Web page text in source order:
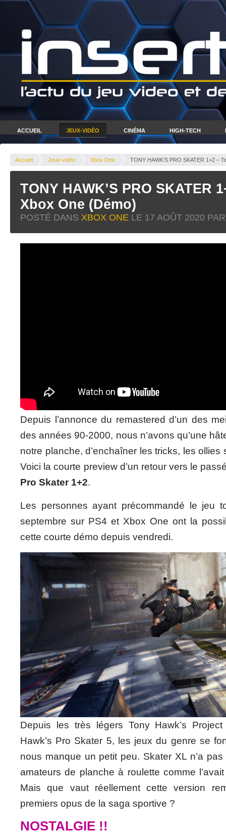
ACCUEIL JEUX-VIDÉO CINÉMA HIGH-TECH
Accueil Jeux-vidéo Xbox One TONY HAWK’S PRO SKATER 1+2 –
TONY HAWK’S PRO SKATER
Xbox One (Démo)
POSTÉ DANS XBOX ONE LE 17 AOÛT 2020
Depuis l’annonce du remastered d’un des
des années 90-2000, nous n’avons qu’une
notre planche, d’enchaîner les tricks, les ollies
Voici la courte preview d’un retour vers le
Pro Skater 1+2.
Les personnes ayant précommandé le jeu
septembre sur PS4 et Xbox One ont la
cette courte démo depuis vendredi.
Depuis les très légers Tony Hawk’s
Hawk’s Pro Skater 5, les jeux du genre se
nous manque un petit peu. Skater XL n’a
amateurs de planche à roulette comme
Mais que vaut réellement cette version
premiers opus de la saga sportive ?
NOSTALGIE !!